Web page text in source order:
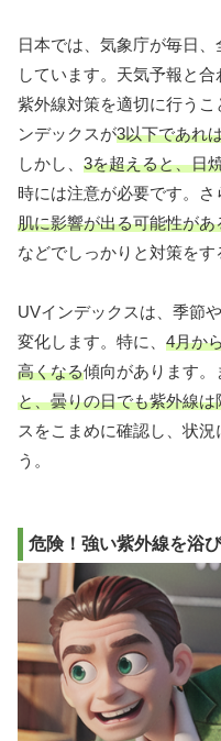
日本では、気象庁が毎日
しています。天気予報と
紫外線対策を適切に行う
ンデックスが3以下であれ
しかし、 3を超えると、日
時には注意が必要です。さ
肌に影響が出る可能性があ
などでしっかりと対策をす
UVインデックスは、季節
変化します。特に、 4月か
高くなる傾向があります。
と、曇りの日でも紫外線
スをこまめに確認し、状
う。
危険！強い紫外線を浴